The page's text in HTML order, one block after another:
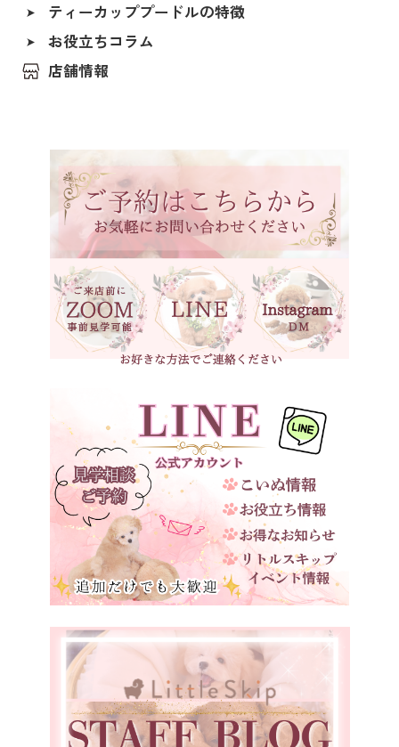
ブルー
レッド（レッド・フォーン）
アプリコット（オレンジ・フォーン）
ホワイト
ブラック
ブラックタン
シルバーベージュ
ブラウン
ブラウンタン
ベージュ
北海道
福島県
茨城県
神奈川県
石川県
福井県
岐阜県
静岡県
長野県
愛知県
三重県
大阪府
兵庫県
奈良県
和歌山県
鳥取県
島根県
岡山県
広島県
山口県
徳島県
愛媛県
福岡県
宮崎県
ティーカッププードルの特徴
お役立ちコラム
店舗情報